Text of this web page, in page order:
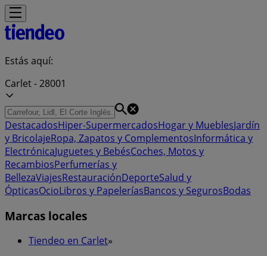
Estás aquí:
Carlet - 28001
DestacadosHiper-SupermercadosHogar y MueblesJardín
y BricolajeRopa, Zapatos y ComplementosInformática y
ElectrónicaJuguetes y BebésCoches, Motos y
RecambiosPerfumerías y
BellezaViajesRestauraciónDeporteSalud y
ÓpticasOcioLibros y PapeleríasBancos y SegurosBodas
Marcas locales
Tiendeo en Carlet»